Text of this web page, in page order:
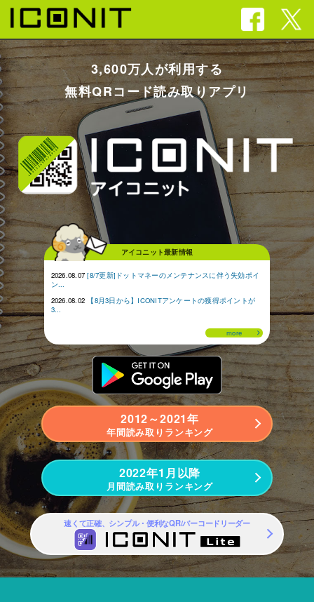
3,600万人が利用する
無料QRコード読み取りアプリ
アイコニット最新情報
2026.08.07 [8/7更新]ドットマネーのメンテナンスに伴う失効ポイ
ン...
2026.08.02
【8月3日から】ICONITアンケートの獲得ポイントが
3...
more
2012～2021年
年間読み取りランキング
2022年1月以降
月間読み取りランキング
速くて正確、シンプル・便利なQR/バーコードリーダー